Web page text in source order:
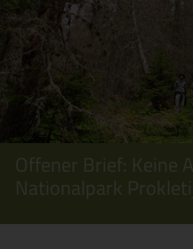
Offener Brief: Keine
Nationalpark